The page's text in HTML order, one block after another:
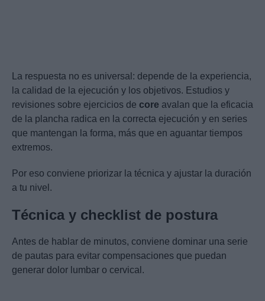
La respuesta no es universal: depende de la experiencia,
la calidad de la ejecución y los objetivos. Estudios y
revisiones sobre ejercicios de core avalan que la eficacia
de la plancha radica en la correcta ejecución y en series
que mantengan la forma, más que en aguantar tiempos
extremos.
Por eso conviene priorizar la técnica y ajustar la duración
a tu nivel.
Técnica y checklist de postura
Antes de hablar de minutos, conviene dominar una serie
de pautas para evitar compensaciones que puedan
generar dolor lumbar o cervical.